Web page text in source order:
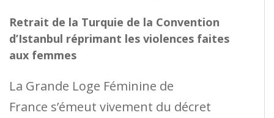
Retrait de la Turquie de la Convention
d’Istanbul réprimant les violences faites
aux femmes
La Grande Loge Féminine de
France s’émeut vivement du décret